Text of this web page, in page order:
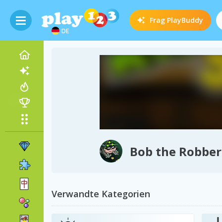
DE
Frag PlayBuddy
Bob the
Verwandte Kategorien